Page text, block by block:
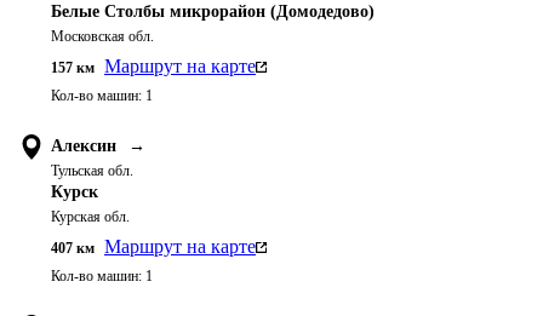
Белые Столбы микрорайон (Домодедово)
Московская обл.
157 км Маршрут на карте
Кол-во машин: 1
Алексин →
Тульская обл.
Курск
Курская обл.
407 км Маршрут на карте
Кол-во машин: 1